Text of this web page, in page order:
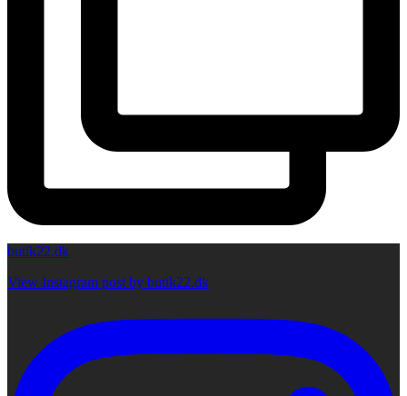
butik22.dk
View Instagram post by butik22.dk